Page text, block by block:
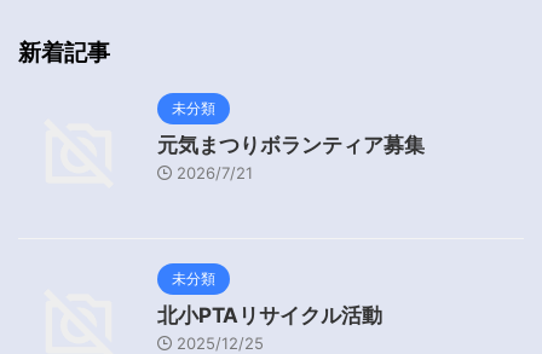
新着記事
未分類
元気まつりボランティア募集
2026/7/21
未分類
北小PTAリサイクル活動
2025/12/25